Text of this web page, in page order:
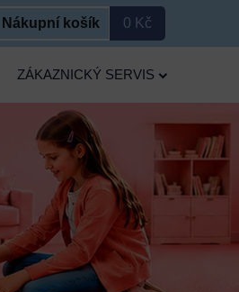
Nákupní košík 0 Kč
ZÁKAZNICKÝ SERVIS